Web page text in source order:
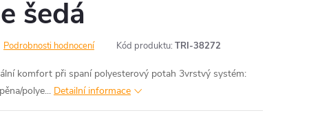
šedá
Podrobnosti hodnocení Kód produktu: TRI-38272
komfort při spaní polyesterový potah 3vrstvý systém:
polye... Detailní informace